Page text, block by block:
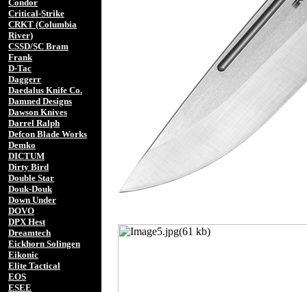
Condor
Critical-Strike
CRKT (Columbia
River)
CSSD/SC Bram
Frank
D-Tac
Daggerr
Daedalus Knife Co.
Damned Designs
Dawson Knives
Darrel Ralph
Defcon Blade Works
Demko
DICTUM
Dirty Bird
Double Star
Douk-Douk
Down Under
DOVO
DPX Hest
Dreamtech
Eickhorn Solingen
Eikonic
Elite Tactical
EOS
ESEE